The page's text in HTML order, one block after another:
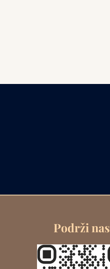
Podrži nas